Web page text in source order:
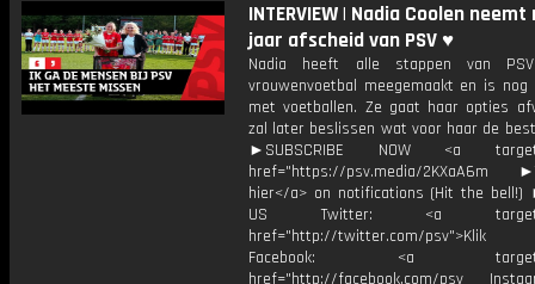
INTERVIEW | Nadia Coolen neemt
jaar afscheid van PSV ♥️
Nadia heeft alle stappen van
vrouwenvoetbal meegemaakt en is
met voetballen. Ze gaat haar opties
zal later beslissen wat voor haar de
►SUBSCRIBE NOW <a
href="https://psv.media/2KXaA6m
hier</a> on notifications (Hit the bell!)
US Twitter: <a
href="http://twitter.com/psv">Klik
Facebook: <a
href="http://facebook.com/psv